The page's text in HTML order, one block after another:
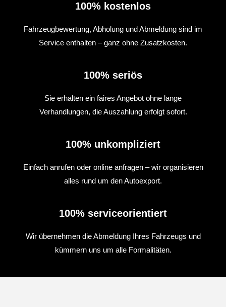
100% kostenlos
Fahrzeugbewertung, Abholung und Abmeldung sind im
Service enthalten – ganz ohne Zusatzkosten.
100% seriös
Sie erhalten ein faires Angebot ohne lange
Verhandlungen, die Auszahlung erfolgt sofort.
100% unkompliziert
Einfach anrufen oder online anfragen – wir organisieren
alles rund um den Autoexport.
100% serviceorientiert
Wir übernehmen die Abmeldung Ihres Fahrzeugs und
kümmern uns um alle Formalitäten.